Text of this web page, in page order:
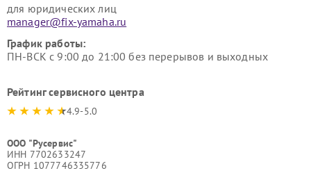
для юридических лиц
manager@fix-yamaha.ru
График работы:
ПН-ВСК с 9:00 до 21:00 без перерывов и выходных
Рейтинг сервисного центра
4.9-5.0
ООО "Русервис"
ИНН 7702633247
ОГРН 1077746335776